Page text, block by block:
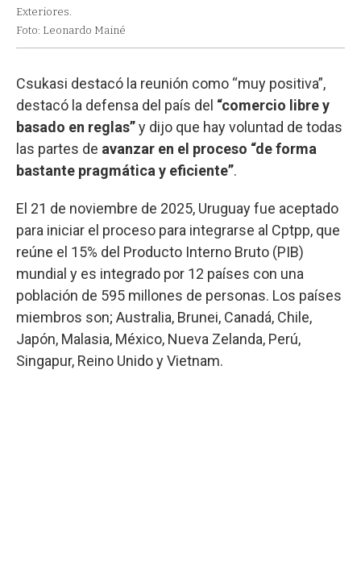
Exteriores.
Foto: Leonardo Mainé
Csukasi destacó la reunión como “muy positiva”,
destacó la defensa del país del “comercio libre y
basado en reglas”y dijo que hay voluntad de todas
las partes de avanzar en el proceso “de forma
bastante pragmática y eficiente”.
El 21 de noviembre de 2025, Uruguay fue aceptado
para iniciar el proceso para integrarse al Cptpp, que
reúne el 15% del Producto Interno Bruto (PIB)
mundial y es integrado por 12 países con una
población de 595 millones de personas. Los países
miembros son; Australia, Brunei, Canadá, Chile,
Japón, Malasia, México, Nueva Zelanda, Perú,
Singapur, Reino Unido y Vietnam.